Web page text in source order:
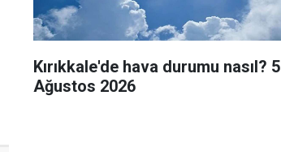
Kırıkkale'de hava durumu nasıl? 5
Ağustos 2026